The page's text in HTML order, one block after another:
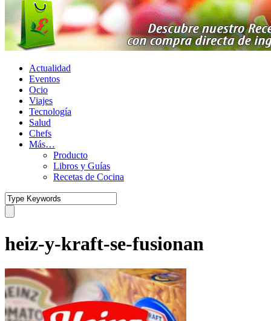
Actualidad
Eventos
Ocio
Viajes
Tecnología
Salud
Chefs
Más…
Producto
Libros y Guías
Recetas de Cocina
heiz-y-kraft-se-fusionan